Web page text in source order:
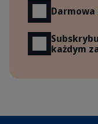
Darmowa
każdym